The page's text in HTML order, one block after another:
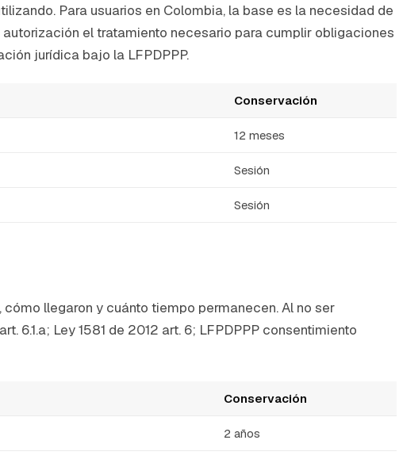
Para usuarios en Colombia, la base es la necesidad de
el tratamiento necesario para cumplir obligaciones
jurídica bajo la LFPDPPP.
Conservación
12 meses
Sesión
Sesión
llegaron y cuánto tiempo permanecen. Al no ser
6.1.a; Ley 1581 de 2012 art. 6; LFPDPPP consentimiento
Conservación
2 años